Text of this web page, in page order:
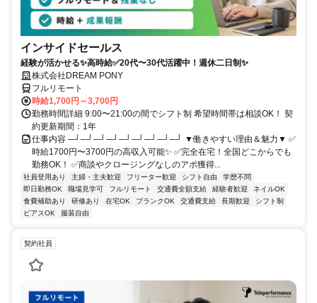
インサイドセールス
経験が活かせる✨高時給✅20代〜30代活躍中！週休二日制✨
株式会社DREAM PONY
フルリモート
時給1,700円～3,700円
勤務時間詳細 9:00〜21:00の間でシフト制 希望時間帯は相談OK！ 契
約更新期間：1年
仕事内容 ─┘─┘─┘─┘─┘─┘─┘─┘─┘ ▼働きやすい理由＆魅力▼ ✅
時給1700円〜3700円の高収入可能✨ ✅完全在宅！全国どこからでも
勤務OK！ ✅商談やクロージングなしのアポ獲得...
社員登用あり 主婦・主夫歓迎 フリーター歓迎 シフト自由
学歴不問
即日勤務OK
職場見学可 フルリモート 交通費全額支給 経験者歓迎
ネイルOK
食費補助あり
研修あり 在宅OK ブランクOK 交通費支給 長期歓迎
シフト制
ピアスOK
服装自由
契約社員